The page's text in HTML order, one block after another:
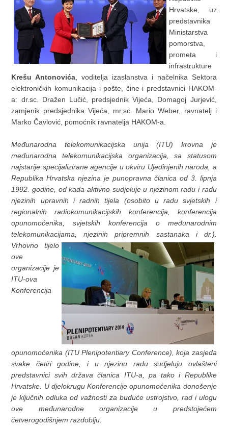
Hrvatske, uz
predstavnika
Ministarstva
pomorstva,
prometa i
infrastrukture
Krešu Antonovića, voditelja izaslanstva i načelnika Sektora
elektroničkih komunikacija i pošte, čine i predstavnici HAKOM-
a: dr.sc. Dražen Lučić, predsjednik Vijeća, Domagoj Jurjević,
zamjenik predsjednika Vijeća, mr.sc. Mario Weber, ravnatelj i
Marko Čavlović, pomoćnik ravnatelja HAKOM-a.
Međunarodna telekomunikacijska unija (ITU) krovna je
međunarodna telekomunikacijska organizacija, sa statusom
najstarije specijalizirane agencije u okviru Ujedinjenih naroda, a
Republika Hrvatska njezina je punopravna članica od 3. lipnja
1992. godine, od kada aktivno sudjeluje u njezinom radu i radu
njezinih upravnih i radnih tijela (osobito u radu svjetskih i
regionalnih radiokomunikacijskih konferencija, konferencija
opunomoćenika, svjetskih konferencija o međunarodnim
telekomunikacijama, njezinih pripremnih sastanaka i dr.).
Vrhovno tijelo
ove
organizacije je
ITU-ova
Konferencija
opunomoćenika (ITU Plenipotentiary Conference), koja zasjeda
svake četiri godine, i u njezinu radu sudjeluju ovlašteni
predstavnici svih država članica ITU-a, pa tako i Republike
Hrvatske. U djelokrugu Konferencije opunomoćenika donošenje
je ključnih odluka od važnosti za buduće ustrojstvo, rad i ulogu
ove međunarodne organizacije u predstojećem
četverogodišnjem razdoblju.